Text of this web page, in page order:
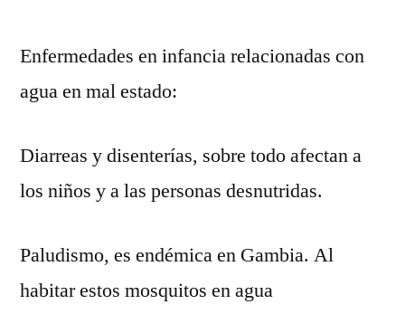
Enfermedades en infancia relacionadas con
agua en mal estado:
Diarreas y disenterías, sobre todo afectan a
los niños y a las personas desnutridas.
Paludismo, es endémica en Gambia. Al
habitar estos mosquitos en agua